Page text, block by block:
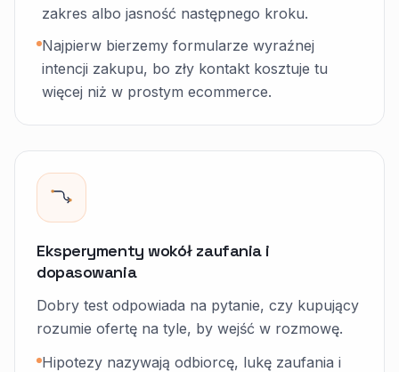
zakres albo jasność następnego kroku.
Najpierw bierzemy formularze wyraźnej
intencji zakupu, bo zły kontakt kosztuje tu
więcej niż w prostym ecommerce.
Eksperymenty wokół zaufania i
dopasowania
Dobry test odpowiada na pytanie, czy kupujący
rozumie ofertę na tyle, by wejść w rozmowę.
Hipotezy nazywają odbiorcę, lukę zaufania i